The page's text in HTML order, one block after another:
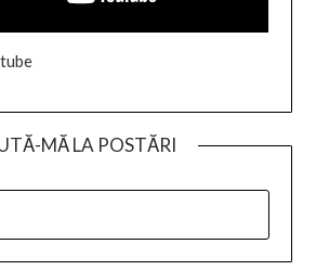
MĂ LA POSTĂRI